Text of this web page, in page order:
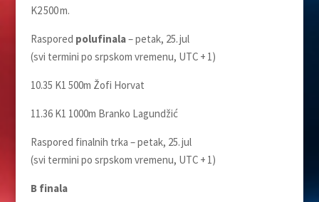
K2 500 m.
Raspored polufinala– petak, 25. jul
(svi termini po srpskom vremenu, UTC + 1)
10.35 K1 500m Žofi Horvat
11.36 K1 1000m Branko Lagundžić
Raspored finalnih trka – petak, 25. jul
(svi termini po srpskom vremenu, UTC + 1)
B finala